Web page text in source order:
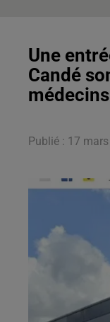
Une
Candé
Publié : 17